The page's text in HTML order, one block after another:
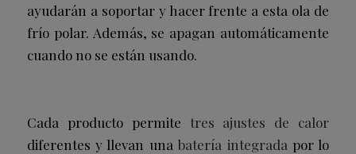
ayudarán a soportar y hacer frente a esta ola de
frío polar. Además, se apagan automáticamente
cuando no se están usando.
Cada producto permite tres ajustes de calor
diferentes y llevan unabatería integrada por lo